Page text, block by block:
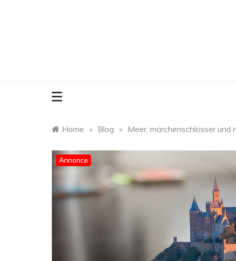
Home » Blog » Meer, märchenschlösser
Annonce